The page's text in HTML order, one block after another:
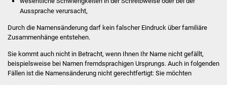
Was erledige ich wo
Lebenslagen
Aussprache verursacht,
Durch die Namensänderung darf kein falscher Eindruck über familiäre
Zusammenhänge entstehen.
Sie kommt auch nicht in Betracht, wenn Ihnen Ihr Name nicht gefällt,
beispielsweise bei Namen fremdsprachigen Ursprungs. Auch in folgenden
Fällen ist die Namensänderung nicht gerechtfertigt: Sie möchten